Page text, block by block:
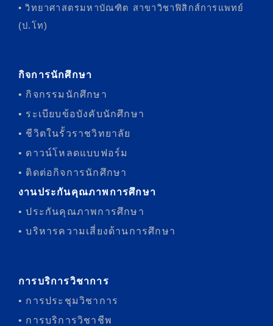
• วิทยาศาสตรมหาบัณฑิต สาขาวิชาฟิสิกส์การแพทย์
(ป.โท)
กิจการนักศึกษา
• กิจกรรมนักศึกษา
• ระเบียบข้อบังคับนักศึกษา
• ชีวิตในรั้วราชวิทยาลัย
• ดาวน์โหลดแบบฟอร์ม
• ติดต่อกิจการนักศึกษา
งานประกันคุณภาพการศึกษา
• ประกันคุณภาพการศึกษา
• บริหารความเสี่ยงด้านการศึกษา
การบริการวิชาการ
• การประชุมวิชาการ
• การบริการวิชาชีพ